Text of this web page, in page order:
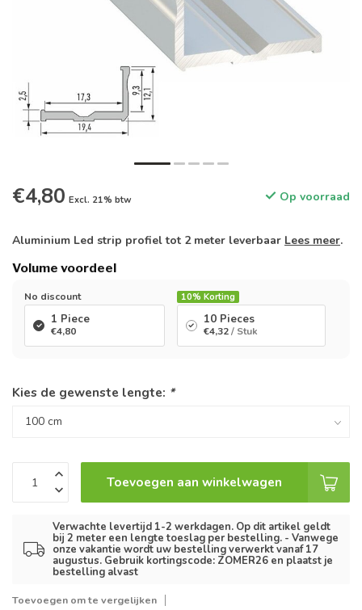
€4,80 Excl. 21% btw Op voorraad
Aluminium Led strip profiel tot 2 meter leverbaar Lees meer.
Volume voordeel
No discount
1 Piece
€4,80
10% Korting
10 Pieces
€4,32 / Stuk
Kies de gewenste lengte: *
Toevoegen aan winkelwagen
Verwachte levertijd 1-2 werkdagen. Op dit artikel geldt
bij 2 meter een lengte toeslag per bestelling. - Vanwege
onze vakantie wordt uw bestelling verwerkt vanaf 17
augustus. Gebruik kortingscode: ZOMER26 en plaatst je
bestelling alvast
Toevoegen om te vergelijken